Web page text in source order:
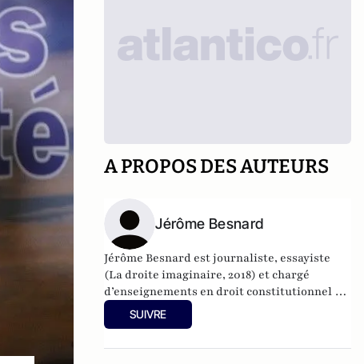
A PROPOS DES AUTEURS
Jérôme Besnard
Jérôme Besnard est journaliste, essayiste
(La droite imaginaire, 2018) et chargé
d’enseignements en droit constitutionnel à
l’Université Paris Cité.
SUIVRE